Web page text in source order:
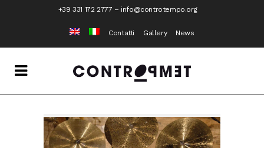
+39 331 172 2777 – info@controtempo.org
Contatti Gallery News